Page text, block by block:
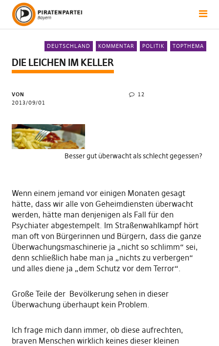
DEUTSCHLAND KOMMENTAR POLITIK TOPTHEMA
DIE LEICHEN IM KELLER
VON
2013/09/01
12
Besser gut überwacht als schlecht gegessen?
Wenn einem jemand vor einigen Monaten gesagt
hätte, dass wir alle von Geheimdiensten überwacht
werden, hätte man denjenigen als Fall für den
Psychiater abgestempelt. Im Straßenwahlkampf hört
man oft von Bürgerinnen und Bürgern, dass die ganze
Überwachungsmaschinerie ja „nicht so schlimm“ sei,
denn schließlich habe man ja „nichts zu verbergen“
und alles diene ja „dem Schutz vor dem Terror“.
Große Teile der Bevölkerung sehen in dieser
Überwachung überhaupt kein Problem.
Ich frage mich dann immer, ob diese aufrechten,
braven Menschen wirklich keines dieser kleinen